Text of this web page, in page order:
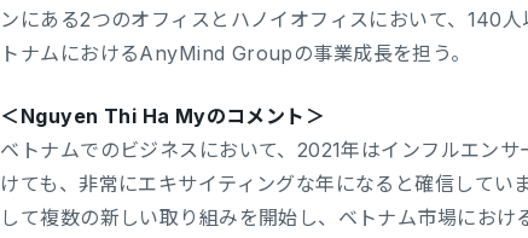
ンにある2つのオフィスとハノイオフィスにおいて、140
トナムにおけるAnyMind Groupの事業成長を担う。
＜Nguyen Thi Ha Myのコメント＞
ベトナムでのビジネスにおいて、2021年はインフルエン
けても、非常にエキサイティングな年になると確信してい
して複数の新しい取り組みを開始し、ベトナム市場にお